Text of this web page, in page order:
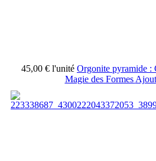
45,00 € l'unité Orgonite pyramide :
Magie des Formes